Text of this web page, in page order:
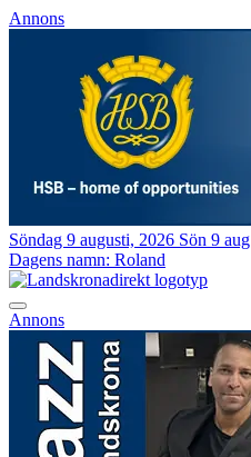
Annons
Söndag 9 augusti, 2026 Sön 9 aug
Dagens namn: Roland
Annons